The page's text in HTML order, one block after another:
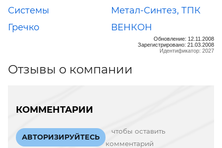
Системы
Метал-Синтез, ТПК
Гречко
ВЕНКОН
Обновление: 12.11.2008
Зарегистрировано: 21.03.2008
Идентификатор: 2027
Отзывы о компании
КОММЕНТАРИИ
АВТОРИЗИРУЙТЕСЬ
чтобы оставить
комментарий